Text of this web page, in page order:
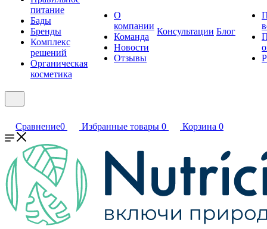
питание
Бады
Бренды
Комплекс
решений
Органическая
косметика
О
компании
Команда
Новости
Отзывы
Консультации Блог
Сравнение0 Избранные товары 0 Корзина 0